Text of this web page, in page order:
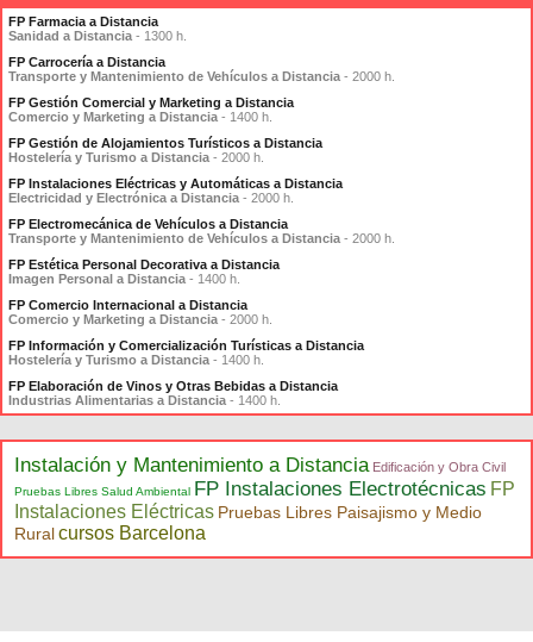
FP Farmacia a Distancia
Sanidad a Distancia - 1300 h.
FP Carrocería a Distancia
Transporte y Mantenimiento de Vehículos a Distancia - 2000 h.
FP Gestión Comercial y Marketing a Distancia
Comercio y Marketing a Distancia - 1400 h.
FP Gestión de Alojamientos Turísticos a Distancia
Hostelería y Turismo a Distancia - 2000 h.
FP Instalaciones Eléctricas y Automáticas a Distancia
Electricidad y Electrónica a Distancia - 2000 h.
FP Electromecánica de Vehículos a Distancia
Transporte y Mantenimiento de Vehículos a Distancia - 2000 h.
FP Estética Personal Decorativa a Distancia
Imagen Personal a Distancia - 1400 h.
FP Comercio Internacional a Distancia
Comercio y Marketing a Distancia - 2000 h.
FP Información y Comercialización Turísticas a Distancia
Hostelería y Turismo a Distancia - 1400 h.
FP Elaboración de Vinos y Otras Bebidas a Distancia
Industrias Alimentarias a Distancia - 1400 h.
Instalación y Mantenimiento a Distancia Edificación y Obra Civil
Pruebas Libres Salud Ambiental FP Instalaciones Electrotécnicas FP
Instalaciones Eléctricas Pruebas Libres Paisajismo y Medio
Ruralcursos Barcelona